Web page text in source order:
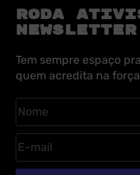
RODA
NEWSLETTER
Tem sempre espaço
quem acredita na